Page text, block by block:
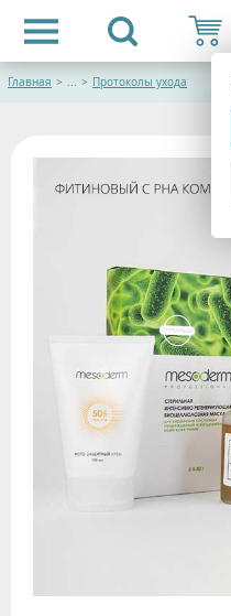
Главная > ... > Протоколы ухода